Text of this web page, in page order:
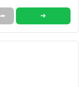
➦ ➜